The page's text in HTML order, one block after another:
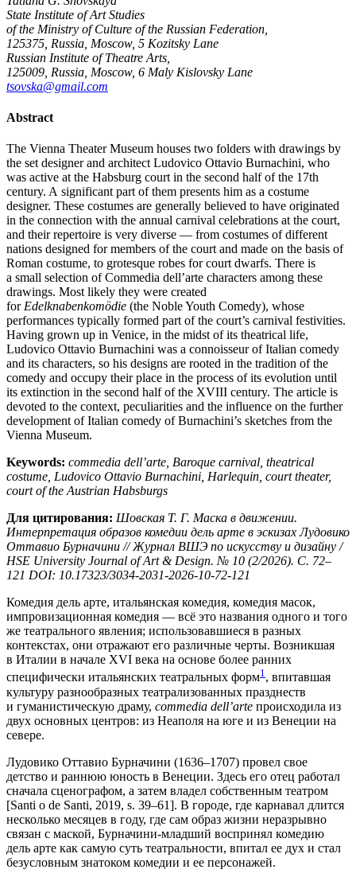
State Institute of Art Studies
of the Ministry of Culture of the Russian Federation,
125375, Russia, Moscow, 5 Kozitsky Lane
Russian Institute of Theatre Arts,
125009, Russia, Moscow, 6 Maly Kislovsky Lane
tsovska@gmail.com
Abstract
The Vienna Theater Museum houses two folders with drawings by
the set designer and architect Ludovico Ottavio Burnachini, who
was active at the Habsburg court in the second half of the 17th
century. A significant part of them presents him as a costume
designer. These costumes are generally believed to have originated
in the connection with the annual carnival celebrations at the court,
and their repertoire is very diverse — from costumes of different
nations designed for members of the court and made on the basis of
Roman costume, to grotesque robes for court dwarfs. There is
a small selection of Commedia dell’arte characters among these
drawings. Most likely they were created
forEdelknabenkomödie (the Noble Youth Comedy), whose
performances typically formed part of the court’s carnival festivities.
Having grown up in Venice, in the midst of its theatrical life,
Ludovico Ottavio Burnachini was a connoisseur of Italian comedy
and its characters, so his designs are rooted in the tradition of the
comedy and occupy their place in the process of its evolution until
its extinction in the second half of the XVIII century. The article is
devoted to the context, peculiarities and the influence on the further
development of Italian comedy of Burnachini’s sketches from the
Vienna Museum.
Keywords: commedia dell’arte, Baroque carnival, theatrical
costume, Ludovico Ottavio Burnachini, Harlequin, court theater,
court of the Austrian Habsburgs
Для цитирования: Шовская Т. Г. Маска в движении.
Интерпретация образов комедии дель арте в эскизах Лудовико
Оттавио Бурначини // Журнал ВШЭ по искусству и дизайну /
HSE University Journal of Art & Design. № 10 (2/2026). С. 72–
121 DOI: 10.17323/3034-2031-2026-10-72-121
Комедия дель арте, итальянская комедия, комедия масок,
импровизационная комедия — всё это названия одного и того
же театрального явления; использовавшиеся в разных
контекстах, они отражают его различные черты. Возникшая
в Италии в начале XVI века на основе более ранних
специфически итальянских театральных форм1, впитавшая
культуру разнообразных театрализованных празднеств
и гуманистическую драму, commedia dell’arte происходила из
двух основных центров: из Неаполя на юге и из Венеции на
севере.
Лудовико Оттавио Бурначини (1636–1707) провел свое
детство и раннюю юность в Венеции. Здесь его отец работал
сначала сценографом, а затем владел собственным театром
[Santi o de Santi, 2019, s. 39–61]. В городе, где карнавал длится
несколько месяцев в году, где сам образ жизни неразрывно
связан с маской, Бурначини-младший воспринял комедию
дель арте как самую суть театральности, впитал ее дух и стал
безусловным знатоком комедии и ее персонажей.